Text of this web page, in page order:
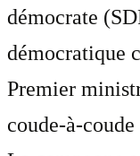
démocrate
démocratique
Premier
coude-à-